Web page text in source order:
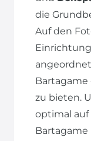
die
Auf den
zu bieten.
optimal auf